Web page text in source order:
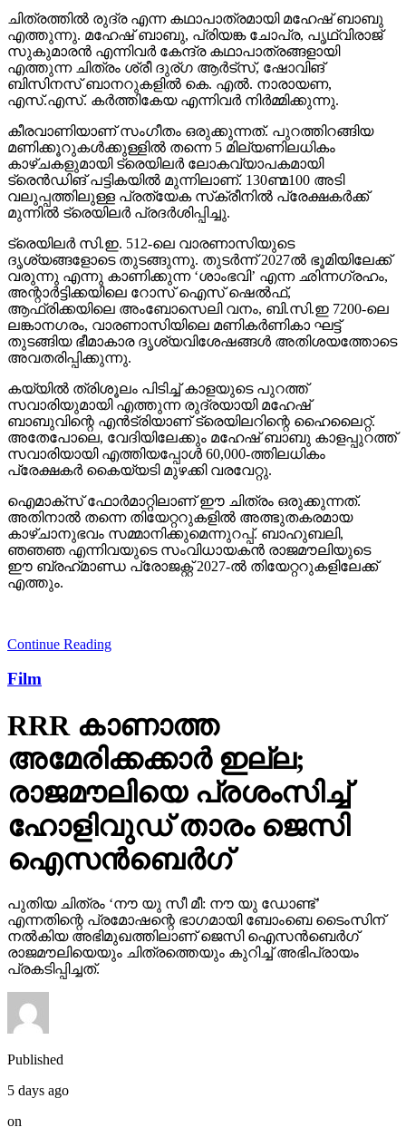
ചിത്രത്തില്‍ രുദ്ര എന്ന കഥാപാത്രമായി മഹേഷ് ബാബു
എത്തുന്നു. മഹേഷ് ബാബു, പ്രിയങ്ക ചോപ്ര, പൃഥ്വിരാജ്
സുകുമാരന്‍ എന്നിവര്‍ കേന്ദ്ര കഥാപാത്രങ്ങളായി
എത്തുന്ന ചിത്രം ശ്രീ ദുര്ഗ ആര്‍ട്‌സ്, ഷോവിങ്
ബിസിനസ് ബാനറുകളില്‍ കെ. എല്‍. നാരായണ,
എസ്.എസ്. കര്‍ത്തികേയ എന്നിവര്‍ നിര്‍മ്മിക്കുന്നു.
കീരവാണിയാണ് സംഗീതം ഒരുക്കുന്നത്. പുറത്തിറങ്ങിയ
മണിക്കൂറുകള്‍ക്കുള്ളില്‍ തന്നെ 5 മില്യണിലധികം
കാഴ്ചകളുമായി ട്രെയിലര്‍ ലോകവ്യാപകമായി
ട്രെന്‍ഡിങ് പട്ടികയില്‍ മുന്നിലാണ്. 130ണ്മ100 അടി
വലുപ്പത്തിലുള്ള പ്രത്യേക സ്‌ക്രീനില്‍ പ്രേക്ഷകര്‍ക്ക്
മുന്നില്‍ ട്രെയിലര്‍ പ്രദര്‍ശിപ്പിച്ചു.
ട്രെയിലര്‍ സി.ഇ. 512-ലെ വാരണാസിയുടെ
ദൃശ്യങ്ങളോടെ തുടങ്ങുന്നു. തുടര്‍ന്ന് 2027ല്‍ ഭൂമിയിലേക്ക്
വരുന്നു എന്നു കാണിക്കുന്ന ‘ശാംഭവി’ എന്ന ഛിന്നഗ്രഹം,
അന്റാര്‍ട്ടിക്കയിലെ റോസ് ഐസ് ഷെല്‍ഫ്,
ആഫ്രിക്കയിലെ അംബോസെലി വനം, ബി.സി.ഇ 7200-ലെ
ലങ്കാനഗരം, വാരണാസിയിലെ മണികര്‍ണികാ ഘട്ട്
തുടങ്ങിയ ഭീമാകാര ദൃശ്യവിശേഷങ്ങള്‍ അതിശയത്തോടെ
അവതരിപ്പിക്കുന്നു.
കയ്യില്‍ ത്രിശൂലം പിടിച്ച് കാളയുടെ പുറത്ത്
സവാരിയുമായി എത്തുന്ന രുദ്രയായി മഹേഷ്
ബാബുവിന്റെ എന്‍ട്രിയാണ് ട്രെയിലറിന്റെ ഹൈലൈറ്റ്.
അതേപോലെ, വേദിയിലേക്കും മഹേഷ് ബാബു കാളപ്പുറത്ത്
സവാരിയായി എത്തിയപ്പോള്‍ 60,000-ത്തിലധികം
പ്രേക്ഷകര്‍ കൈയ്യടി മുഴക്കി വരവേറ്റു.
ഐമാക്‌സ് ഫോര്‍മാറ്റിലാണ് ഈ ചിത്രം ഒരുക്കുന്നത്.
അതിനാല്‍ തന്നെ തിയേറ്ററുകളില്‍ അത്ഭുതകരമായ
കാഴ്ചാനുഭവം സമ്മാനിക്കുമെന്നുറപ്പ്. ബാഹുബലി,
ഞഞഞ എന്നിവയുടെ സംവിധായകന്‍ രാജമൗലിയുടെ
ഈ ബ്രഹ്‌മാണ്ഡ പ്രോജക്റ്റ് 2027-ല്‍ തിയേറ്ററുകളിലേക്ക്
എത്തും.
Continue Reading
Film
RRR കാണാത്ത
അമേരിക്കക്കാര്‍ ഇല്ല;
രാജമൗലിയെ പ്രശംസിച്ച്
ഹോളിവുഡ് താരം ജെസി
ഐസന്‍ബെര്‍ഗ്
പുതിയ ചിത്രം ‘നൗ യു സീ മീ: നൗ യു ഡോണ്ട്’
എന്നതിന്റെ പ്രമോഷന്റെ ഭാഗമായി ബോംബെ ടൈംസിന്
നല്‍കിയ അഭിമുഖത്തിലാണ് ജെസി ഐസന്‍ബെര്‍ഗ്
രാജമൗലിയെയും ചിത്രത്തെയും കുറിച്ച് അഭിപ്രായം
പ്രകടിപ്പിച്ചത്.
Published
5 days ago
on